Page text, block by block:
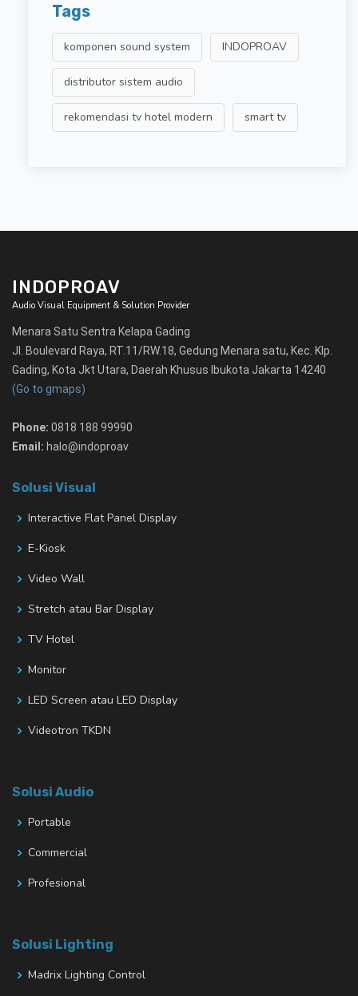
Tags
komponen sound system INDOPROAV
distributor sistem audio
rekomendasi tv hotel modern smart tv
INDOPROAV
Audio Visual Equipment & Solution Provider
Menara Satu Sentra Kelapa Gading
Jl. Boulevard Raya, RT.11/RW.18, Gedung Menara satu, Kec. Klp.
Gading, Kota Jkt Utara, Daerah Khusus Ibukota Jakarta 14240
(Go to gmaps)
Phone: 0818 188 99990
Email: halo@indoproav
Solusi Visual
Interactive Flat Panel Display
E-Kiosk
Video Wall
Stretch atau Bar Display
TV Hotel
Monitor
LED Screen atau LED Display
Videotron TKDN
Solusi Audio
Portable
Commercial
Profesional
Solusi Lighting
Madrix Lighting Control